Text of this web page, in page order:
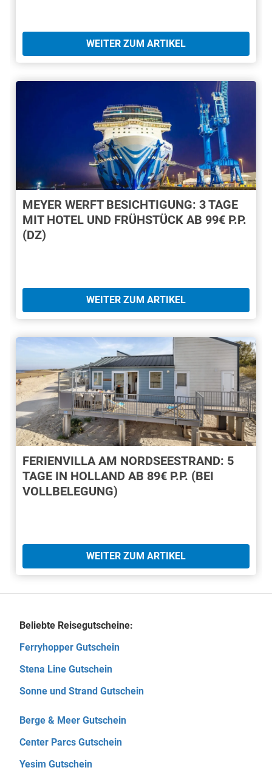
WEITER ZUM ARTIKEL
MEYER WERFT BESICHTIGUNG: 3 TAGE
MIT HOTEL UND FRÜHSTÜCK AB 99€ P.P.
(DZ)
WEITER ZUM ARTIKEL
FERIENVILLA AM NORDSEESTRAND: 5
TAGE IN HOLLAND AB 89€ P.P. (BEI
VOLLBELEGUNG)
WEITER ZUM ARTIKEL
Beliebte Reisegutscheine:
Ferryhopper Gutschein
Stena Line Gutschein
Sonne und Strand Gutschein
Berge & Meer Gutschein
Center Parcs Gutschein
Yesim Gutschein